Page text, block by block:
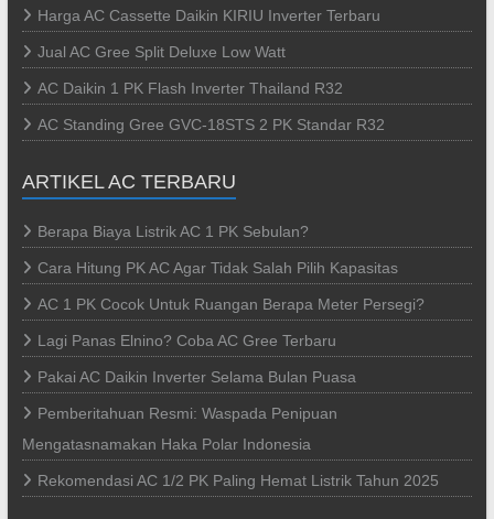
Harga AC Cassette Daikin KIRIU Inverter Terbaru
Jual AC Gree Split Deluxe Low Watt
AC Daikin 1 PK Flash Inverter Thailand R32
AC Standing Gree GVC-18STS 2 PK Standar R32
ARTIKEL AC TERBARU
Berapa Biaya Listrik AC 1 PK Sebulan?
Cara Hitung PK AC Agar Tidak Salah Pilih Kapasitas
AC 1 PK Cocok Untuk Ruangan Berapa Meter Persegi?
Lagi Panas Elnino? Coba AC Gree Terbaru
Pakai AC Daikin Inverter Selama Bulan Puasa
Pemberitahuan Resmi: Waspada Penipuan
Mengatasnamakan Haka Polar Indonesia
Rekomendasi AC 1/2 PK Paling Hemat Listrik Tahun 2025